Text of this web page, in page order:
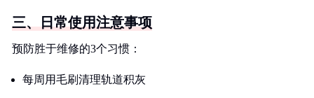
三、日常使用注意事项
预防胜于维修的3个习惯：
每周用毛刷清理轨道积灰